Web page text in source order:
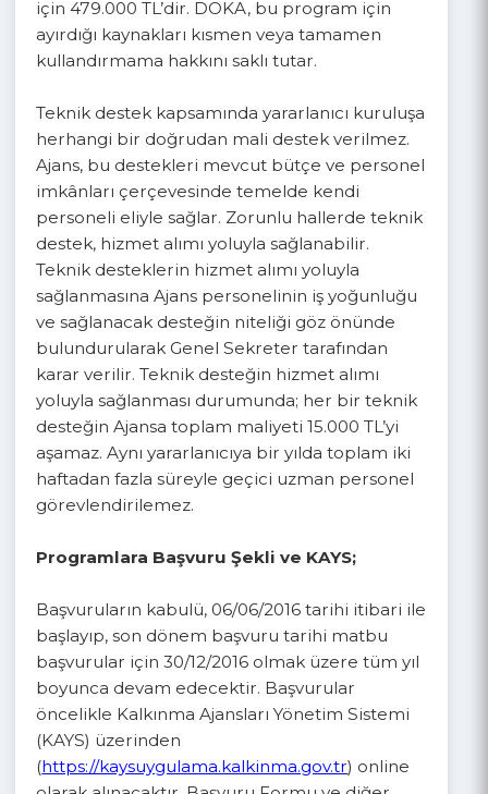
Teknik Destek faaliyetleri için Ajans
bütçesinden ayrılan toplam kaynak, 2016 yılı
için 479.000 TL’dir. DOKA, bu program için
kullandırmama hakkını saklı tutar.
Teknik destek kapsamında yararlanıcı kuruluşa
herhangi bir doğrudan mali destek verilmez.
Ajans, bu destekleri mevcut bütçe ve personel
imkânları çerçevesinde temelde kendi
personeli eliyle sağlar. Zorunlu hallerde teknik
destek, hizmet alımı yoluyla sağlanabilir.
Teknik desteklerin hizmet alımı yoluyla
sağlanmasına Ajans personelinin iş yoğunluğu
ve sağlanacak desteğin niteliği göz önünde
bulundurularak Genel Sekreter tarafından
karar verilir. Teknik desteğin hizmet alımı
yoluyla sağlanması durumunda; her bir teknik
desteğin Ajansa toplam maliyeti 15.000 TL’yi
haftadan fazla süreyle geçici uzman personel
Programlara Başvuru Şekli ve KAYS;
Başvuruların kabulü, 06/06/2016 tarihi itibari ile
başlayıp, son dönem başvuru tarihi matbu
başvurular için 30/12/2016 olmak üzere tüm yıl
boyunca devam edecektir. Başvurular